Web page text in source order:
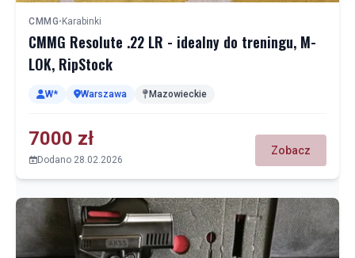
CMMG•Karabinki
CMMG Resolute .22 LR - idealny do treningu, M-
LOK, RipStock
W* Warszawa Mazowieckie
7000 zł
Dodano 28.02.2026
Zobacz